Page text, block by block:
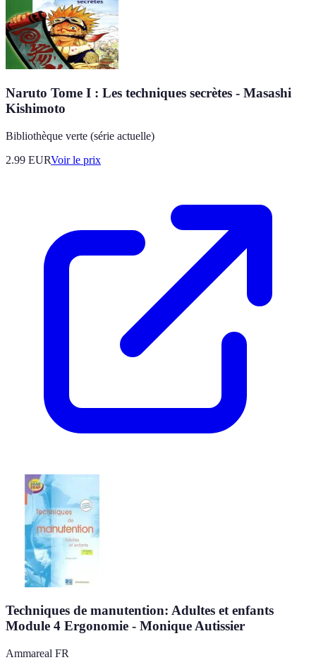
Naruto Tome I : Les techniques secrètes - Masashi
Kishimoto
Bibliothèque verte (série actuelle)
2.99 EURVoir le prix
Techniques de manutention: Adultes et enfants
Module 4 Ergonomie - Monique Autissier
Ammareal FR